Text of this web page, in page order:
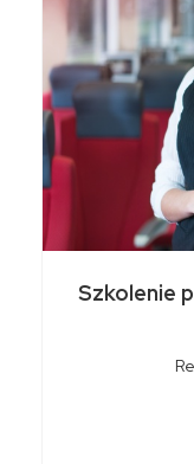
Szkolenie